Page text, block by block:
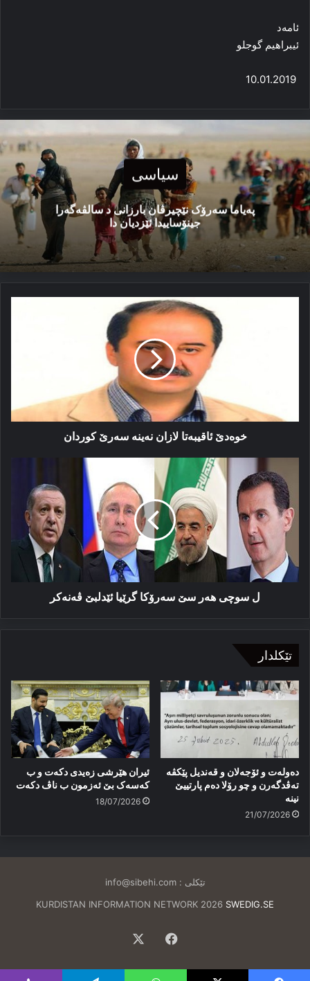
ئامەد
ئیبراھیم گوجلو
سیاسی
پەیاما سەرۆک نێچیرڤان بارزانی د سالڤەگەرا
جینۆساییدا ئێزدیان دا
خوەدێ
خوەدێ ئاقیبه‌تا لازان نه‌ینە سه‌رێ كوردان
ل
سوچی
ھەر
سێ
سەرۆكا
گرێیا
ئێدلبێ
ڤەنەكر
ل سوچی ھەر سێ سەرۆكا گرێیا ئێدلبێ ڤەنەكر
تێکلدار
دەولەت و ئۆجەلان و قەندیل پێکڤە
تەڤدگەرن و چو رۆلا دەم پارتییێ
نینە
21/07/2026
ئیران هێرشی زەیدی دکەت و ب
کەسەک بێ ئەزمون ب ناڤ دکەت
18/07/2026
تێکلی :info@sibehi.com
KURDISTAN INFORMATION NETWORK 2026 SWEDIG.SE
Facebook